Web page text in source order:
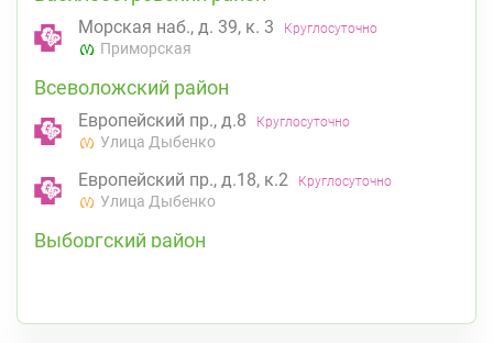
Морская наб., д. 39, к. 3 Круглосуточно
Приморская
Всеволожский район
Европейский пр., д.8 Круглосуточно
Улица Дыбенко
Европейский пр., д.18, к.2 Круглосуточно
Улица Дыбенко
Выборгский район